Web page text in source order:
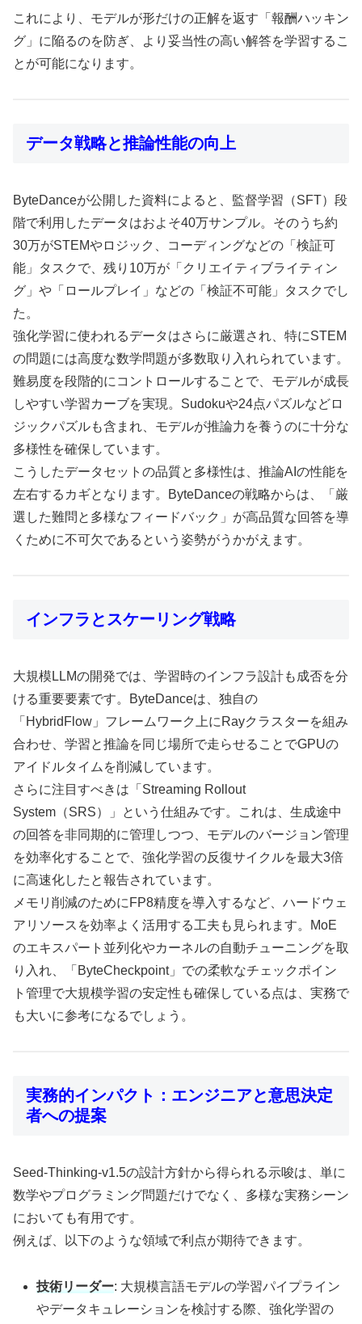
これにより、モデルが形だけの正解を返す「報酬ハッキン
グ」に陥るのを防ぎ、より妥当性の高い解答を学習するこ
とが可能になります。
データ戦略と推論性能の向上
ByteDanceが公開した資料によると、監督学習（SFT）段
階で利用したデータはおよそ40万サンプル。そのうち約
30万がSTEMやロジック、コーディングなどの「検証可
能」タスクで、残り10万が「クリエイティブライティン
グ」や「ロールプレイ」などの「検証不可能」タスクでし
た。
強化学習に使われるデータはさらに厳選され、特にSTEM
の問題には高度な数学問題が多数取り入れられています。
難易度を段階的にコントロールすることで、モデルが成長
しやすい学習カーブを実現。Sudokuや24点パズルなどロ
ジックパズルも含まれ、モデルが推論力を養うのに十分な
多様性を確保しています。
こうしたデータセットの品質と多様性は、推論AIの性能を
左右するカギとなります。ByteDanceの戦略からは、「厳
選した難問と多様なフィードバック」が高品質な回答を導
くために不可欠であるという姿勢がうかがえます。
インフラとスケーリング戦略
大規模LLMの開発では、学習時のインフラ設計も成否を分
ける重要要素です。ByteDanceは、独自の
「HybridFlow」フレームワーク上にRayクラスターを組み
合わせ、学習と推論を同じ場所で走らせることでGPUの
アイドルタイムを削減しています。
さらに注目すべきは「Streaming Rollout
System（SRS）」という仕組みです。これは、生成途中
の回答を非同期的に管理しつつ、モデルのバージョン管理
を効率化することで、強化学習の反復サイクルを最大3倍
に高速化したと報告されています。
メモリ削減のためにFP8精度を導入するなど、ハードウェ
アリソースを効率よく活用する工夫も見られます。MoE
のエキスパート並列化やカーネルの自動チューニングを取
り入れ、「ByteCheckpoint」での柔軟なチェックポイン
ト管理で大規模学習の安定性も確保している点は、実務で
も大いに参考になるでしょう。
実務的インパクト：エンジニアと意思決定
者への提案
Seed-Thinking-v1.5の設計方針から得られる示唆は、単に
数学やプログラミング問題だけでなく、多様な実務シーン
においても有用です。
例えば、以下のような領域で利点が期待できます。
技術リーダー: 大規模言語モデルの学習パイプライン
やデータキュレーションを検討する際、強化学習の